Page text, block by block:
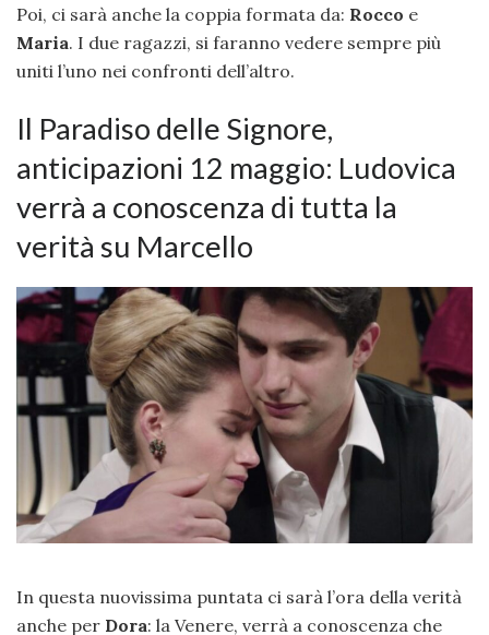
Poi, ci sarà anche la coppia formata da: Rocco e
Maria. I due ragazzi, si faranno vedere sempre più
uniti l’uno nei confronti dell’altro.
Il Paradiso delle Signore,
anticipazioni 12 maggio: Ludovica
verrà a conoscenza di tutta la
verità su Marcello
In questa nuovissima puntata ci sarà l’ora della verità
anche per Dora: la Venere, verrà a conoscenza che